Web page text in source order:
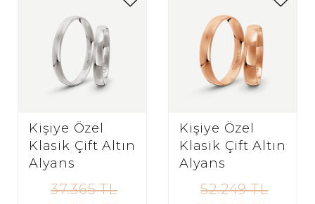
Kişiye Özel
Klasik Çift Altın
Alyans
37.365 TL
Kişiye Özel
Klasik Çift Altın
Alyans
52.249 TL